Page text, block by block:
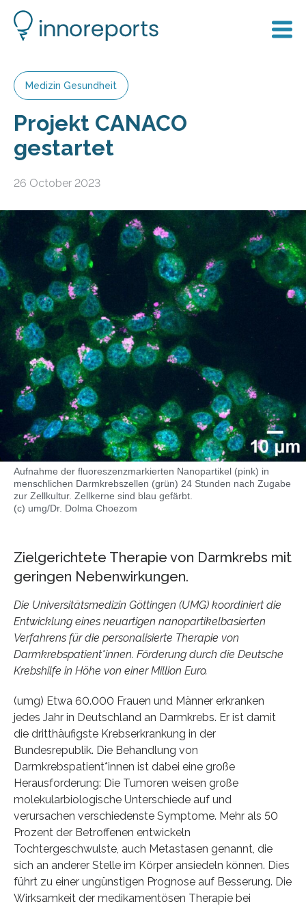
Medizin Gesundheit
Projekt CANACO
gestartet
26 October 2023
Aufnahme der fluoreszenzmarkierten Nanopartikel (pink) in
menschlichen Darmkrebszellen (grün) 24 Stunden nach Zugabe
zur Zellkultur. Zellkerne sind blau gefärbt.
(c) umg/Dr. Dolma Choezom
Zielgerichtete Therapie von Darmkrebs mit
geringen Nebenwirkungen.
Die Universitätsmedizin Göttingen (UMG) koordiniert die
Entwicklung eines neuartigen nanopartikelbasierten
Verfahrens für die personalisierte Therapie von
Darmkrebspatient*innen. Förderung durch die Deutsche
Krebshilfe in Höhe von einer Million Euro.
(umg) Etwa 60.000 Frauen und Männer erkranken
jedes Jahr in Deutschland an Darmkrebs. Er ist damit
die dritthäufigste Krebserkrankung in der
Bundesrepublik. Die Behandlung von
Darmkrebspatient*innen ist dabei eine große
Herausforderung: Die Tumoren weisen große
molekularbiologische Unterschiede auf und
verursachen verschiedenste Symptome. Mehr als 50
Prozent der Betroffenen entwickeln
Tochtergeschwulste, auch Metastasen genannt, die
sich an anderer Stelle im Körper ansiedeln können. Dies
führt zu einer ungünstigen Prognose auf Besserung. Die
Wirksamkeit der medikamentösen Therapie bei